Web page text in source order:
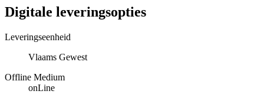
Digitale leveringsopties
Leveringseenheid
Vlaams Gewest
Offline Medium
onLine